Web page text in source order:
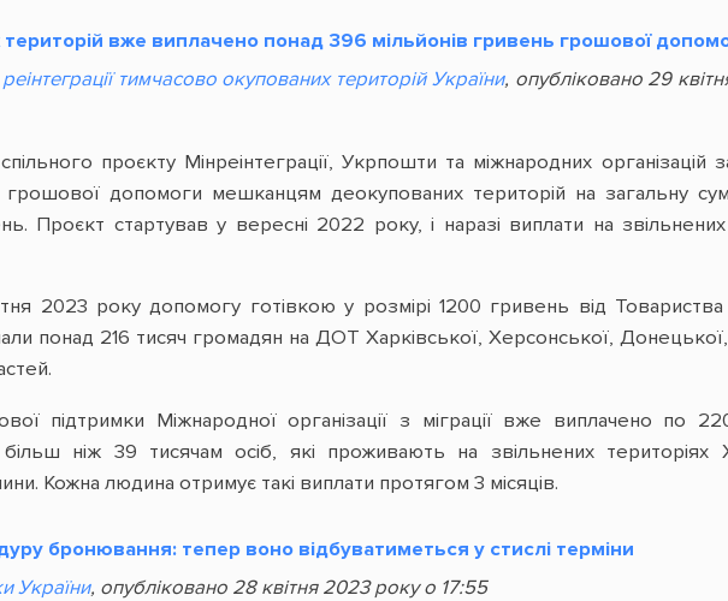
вже виплачено понад 396 мільйонів гривень грошової
тимчасово окупованих територій України, опубліковано 29
проєкту Мінреінтеграції, Укрпошти та міжнародних організацій
грошової допомоги мешканцям деокупованих територій на загальну
Проєкт стартував у вересні 2022 року, і наразі виплати на звільнених
2023 року допомогу готівкою у розмірі 1200 гривень від
понад 216 тисяч громадян на ДОТ Харківської, Херсонської,
підтримки Міжнародної організації з міграції вже виплачено по
ніж 39 тисячам осіб, які проживають на звільнених територіях
Кожна людина отримує такі виплати протягом 3 місяців.
бронювання: тепер воно відбуватиметься у стислі терміни
України, опубліковано 28 квітня 2023 року о 17:55